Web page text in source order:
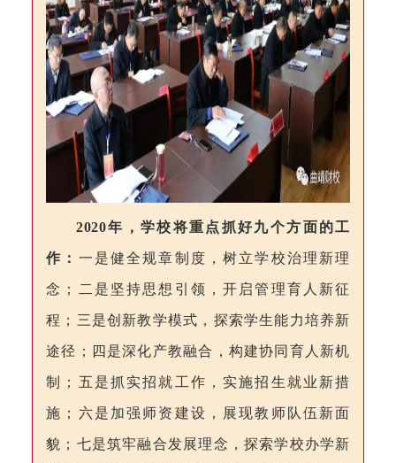
2020年， 学校将重点抓好九个方面的工
作 ： 一是健全规章制度，树立学校治理 新理
念；二是 坚持思想引领，开启管理育人新征
程 ；三是创新教学模式 ， 探索学生能力培养新
途径；四是深化产教融合，构建协同育人新机
制 ；五是抓实招就工作， 实施招生就业新措
施；六是 加强师资建设， 展现教师队伍新面
貌；七是筑牢融合发展理念， 探索学校办学新